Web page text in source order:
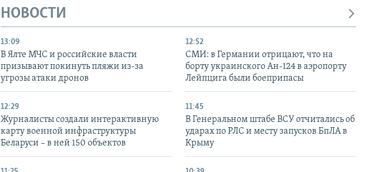
НОВОСТИ
13:09
В Ялте МЧС и российские власти
призывают покинуть пляжи из-за
угрозы атаки дронов
12:52
СМИ: в Германии отрицают, что на
борту украинского Ан-124 в аэропорту
Лейпцига были боеприпасы
12:29
Журналисты создали интерактивную
карту военной инфраструктуры
Беларуси – в ней 150 объектов
11:45
В Генеральном штабе ВСУ отчитались об
ударах по РЛС и месту запусков БпЛА в
Крыму